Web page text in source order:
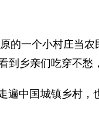
的一个小村庄当
乡亲们吃穿不愁
中国城镇乡村